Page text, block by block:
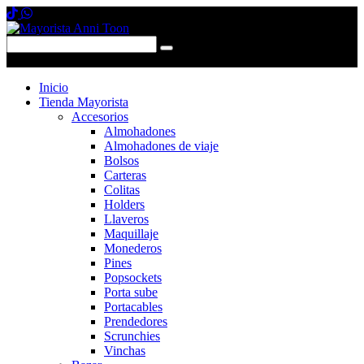
Inicio
Tienda Mayorista
Accesorios
Almohadones
Almohadones de viaje
Bolsos
Carteras
Colitas
Holders
Llaveros
Maquillaje
Monederos
Pines
Popsockets
Porta sube
Portacables
Prendedores
Scrunchies
Vinchas